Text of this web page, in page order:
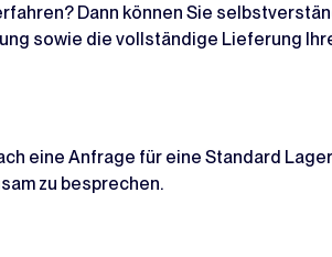
Dann können Sie
sowie die vollständige Lieferung
eine Anfrage für eine Standard
zu besprechen.